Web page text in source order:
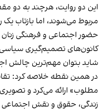
این دو روایت، هرچند به دو
مربوط می‌شوند، اما بازتاب
حضور اجتماعی و فرهنگی زنان
کانون‌های تصمیم‌گیری
شاید بتوان مهم‌ترین چالش
در همین نقطه خلاصه کرد:
مطلوب» ارائه می‌کرد و تصویری
زندگی، حقوق و نقش اجتماعی